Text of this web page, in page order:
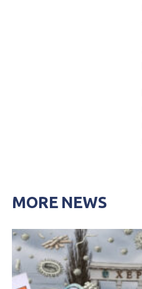
MORE NEWS